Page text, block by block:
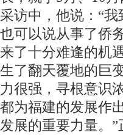
采访中，他说：“我
也可以说从事了侨
来了十分难逢的机
生了翻天覆地的巨
力很强，寻根意识
都为福建的发展作
发展的重要力量。”